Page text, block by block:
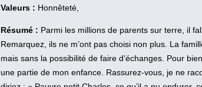
Valeurs : Honnêteté,
Résumé : Parmi les millions de parents sur terre, il
Remarquez, ils ne m’ont pas choisi non plus. La
mais sans la possibilité de faire d’échanges. Pour
une partie de mon enfance. Rassurez-vous, je ne